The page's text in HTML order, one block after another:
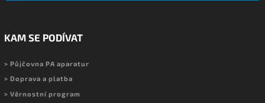
KAM SE PODÍVAT
> Půjčovna PA aparatur
> Doprava a platba
> Věrnostní program